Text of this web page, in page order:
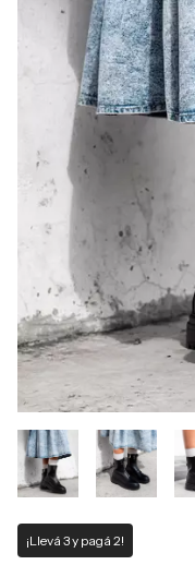
¡Llevá 3 y pagá 2!